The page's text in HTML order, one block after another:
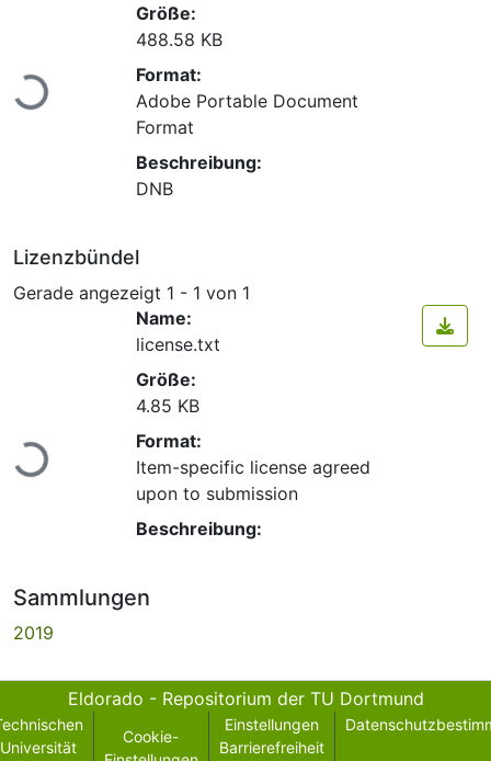
Lade...
Größe:
488.58 KB
Format:
Adobe Portable Document
Format
Beschreibung:
DNB
Lizenzbündel
Gerade angezeigt 1 - 1 von 1
Lade...
Name:
license.txt
Größe:
4.85 KB
Format:
Item-specific license agreed
upon to submission
Beschreibung:
Sammlungen
2019
Eldorado - Repositorium der TU Dortmund
Universität
Cookie-
Einstellungen
Barrierefreiheit